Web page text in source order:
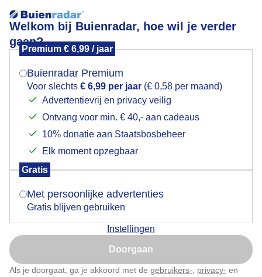
Welkom bij Buienradar, hoe wil je verder
gaan?
Premium € 6,99 / jaar
Buienradar Premium
Voor slechts € 6,99 per jaar (€ 0,58 per maand)
Advertentievrij en privacy veilig
Ontvang voor min. € 40,- aan cadeaus
10% donatie aan Staatsbosbeheer
Elk moment opzegbaar
Gratis
Met persoonlijke advertenties
Gratis blijven gebruiken
Instellingen
Doorgaan
Als je doorgaat, ga je akkoord met de gebruikers- privacy- en
Morgenrood
Door: ria brasser Gemaakt: 17-09-2025, 37x bekeken
Mogen we je locatie gebruiken voor het
Indien je hier nog geen akkoord op hebt gegeven,
verschijnt er zo een pop-up uit je browser waarin
Is goed, toon de popup
Nu niet, misschien later
Klik hierom dit aan te passen